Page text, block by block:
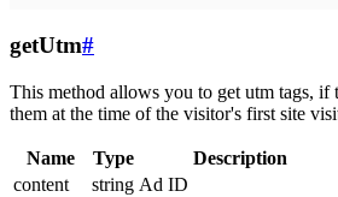
getUtm#
This method allows you to get utm tags, if
them at the time of the visitor's first site
Name Type
Description
content
string Ad ID